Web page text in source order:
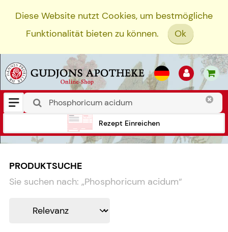
Diese Website nutzt Cookies, um bestmögliche
Funktionalität bieten zu können.
Ok
Rezept Einreichen
PRODUKTSUCHE
Sie suchen nach: „Phosphoricum acidum“